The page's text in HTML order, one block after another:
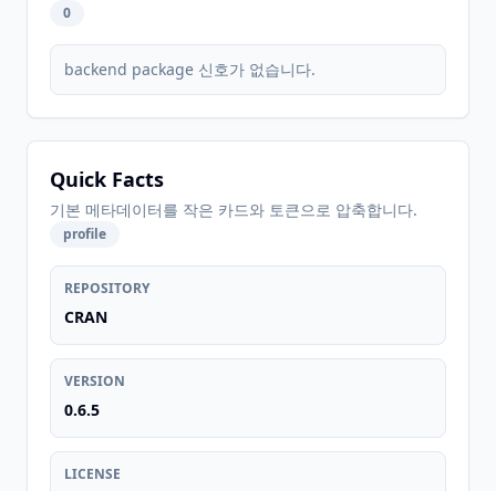
0
backend package 신호가 없습니다.
Quick Facts
기본 메타데이터를 작은 카드와 토큰으로 압축합니다.
profile
REPOSITORY
CRAN
VERSION
0.6.5
LICENSE